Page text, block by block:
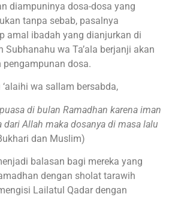
diampuninya dosa-dosa yang
tanpa sebab, pasalnya
amal ibadah yang dianjurkan di
Subhanahu wa Ta’ala berjanji akan
dosa.
wa sallam bersabda,
di bulan Ramadhan karena iman
dari Allah maka dosanya di masa lalu
dan Muslim)
balasan bagi mereka yang
dengan sholat tarawih
Lailatul Qadar dengan